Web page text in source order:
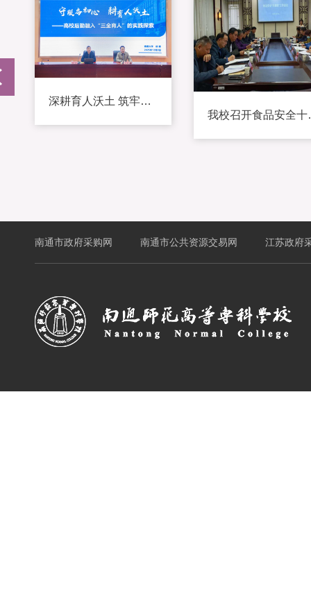
我校
深耕育人沃土 筑牢服务根基
南通市政府采购网 南通市公共资源交易网 江苏政府